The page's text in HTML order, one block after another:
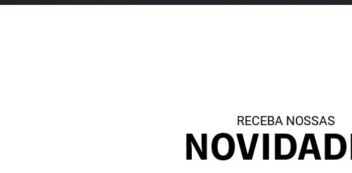
RECEBA NOSSAS